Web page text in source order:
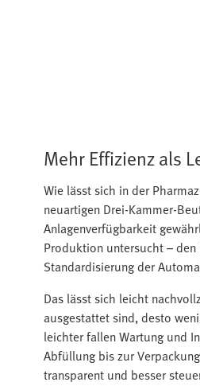
Mehr Effizienz als
Wie lässt sich in der
neuartigen Drei-Kammer-
Anlagenverfügbarkeit
Produktion untersucht –
Standardisierung der
Das lässt sich leicht
ausgestattet sind, desto
leichter fallen Wartung und
Abfüllung bis zur
transparent und besser